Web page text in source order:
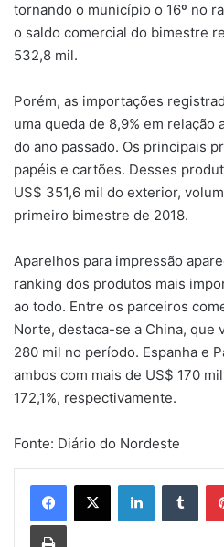
tornando o município o 16º no
o saldo comercial do bimestre
532,8 mil.
Porém, as importações
uma queda de 8,9% em
do ano passado. Os principais
papéis e cartões. Desses
US$ 351,6 mil do exterior,
primeiro bimestre de 2018.
Aparelhos para impressão
ranking dos produtos mais
ao todo. Entre os parceiros
Norte, destaca-se a China, que
280 mil no período. Espanha e
ambos com mais de US$ 170
172,1%, respectivamente.
Fonte: Diário do Nordeste
Linkedin
Imprimir